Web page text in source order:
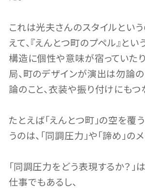
これは光夫さんのスタイルという
えて、『えんとつ町のプペル』とい
構造に個性や意味が宿っていた
局、町のデザインが演出は勿論の
論のこと、衣装や振り付けにもつ
たとえば「えんとつ町」の空を覆
うのは、「同調圧力」や「諦め」の
「同調圧力をどう表現するか？」
仕事でもあるし、